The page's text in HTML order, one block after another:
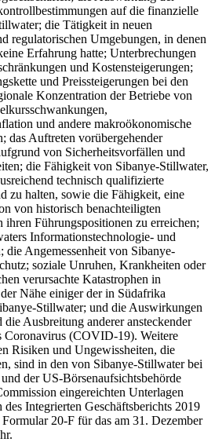
auf die finanzielle
die Tätigkeit in neuen
regulatorischen Umgebungen, in denen
Erfahrung hatte; Unterbrechungen
und Kostensteigerungen;
und Preissteigerungen bei den
Konzentration der Betriebe von
und andere makroökonomische
das Auftreten vorübergehender
von Sicherheitsvorfällen und
die Fähigkeit von Sibanye-Stillwater,
technisch qualifizierte
zu halten, sowie die Fähigkeit, eine
von historisch benachteiligten
Führungspositionen zu erreichen;
Informationstechnologie- und
die Angemessenheit von Sibanye-
soziale Unruhen, Krankheiten oder
verursachte Katastrophen in
Nähe einiger der in Südafrika
Stillwater; und die Auswirkungen
Ausbreitung anderer ansteckender
Coronavirus (COVID-19). Weitere
Risiken und Ungewissheiten, die
sind in den von Sibanye-Stillwater bei
der US-Börsenaufsichtsbehörde
eingereichten Unterlagen
Integrierten Geschäftsberichts 2019
20-F für das am 31. Dezember